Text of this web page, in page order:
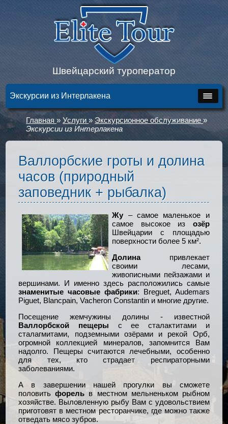
Швейцарский туроператор
Экскурсии из Интерлакена
Главная»Услуги»Экскурсионное обслуживание»
Экскурсии из Интерлакена
Валлорбские гроты и долина
часов (природный
заповедник + рыбалка)
Жу – самое маленькое и
самое высокое из озёр
Швейцарии с площадью
поверхности более 5 км².
Долина привлекает
своими лесами,
живописными пейзажами и
вершинами. И именно здесь расположились самые
знаменитые часовые фабрики: Breguet, Audemars
Piguet, Blancpain, Vacheron Constantin и многие другие.
Посещение жемчужины долины - известной
Валлорбской пещеры с ее сталактитами и
сталагмитами, подземными озёрами и рекой Орб,
огромной коллекцией минералов, запомнится Вам
надолго. Пещеры считаются лечебными, особенно
для тех, кто страдает респираторными
заболеваниями.
А в завершении нашей прогулки вы сможете
половитьфорель в местном мельненьком рыбном
хозяйстве. Выловленную рыбу Вам с удовольствием
приготовят в местном ресторанчике, где можно также
отведать мясо зубров.